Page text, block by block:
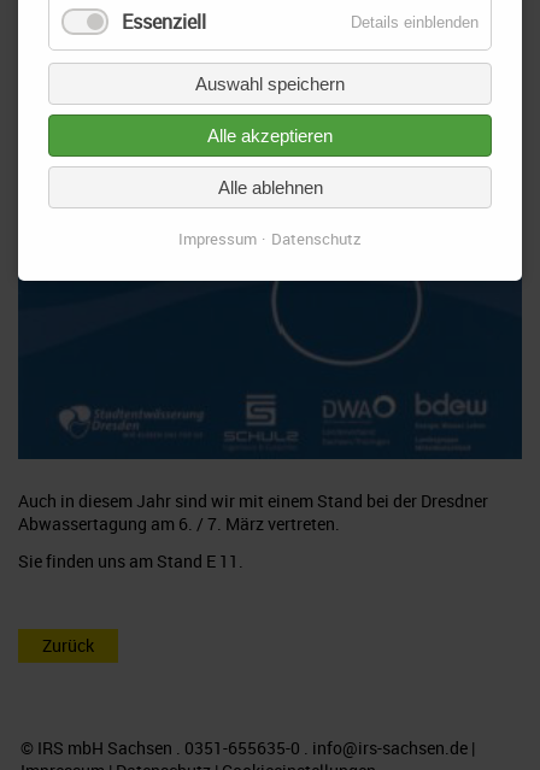
Auch in diesem Jahr sind wir mit einem Stand bei der Dresdner
Abwassertagung am 6. / 7. März vertreten.
Sie finden uns am Stand E 11.
Zurück
© IRS mbH Sachsen . 0351-655635-0 . info@irs-sachsen.de |
Essenziell Details einblenden
Auswahl speichern
Alle akzeptieren
Alle ablehnen
Impressum Datenschutz